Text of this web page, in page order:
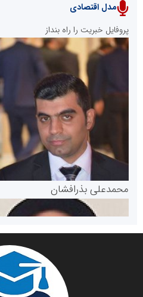
پایگاه خبری نهضت ملی مسکن
پایگاه خبری گفتمان یزد
سازمان بورس و اوراق بهادار
مرجع اخبار موثق در بازارسرمایه
سازمان صنعت،معدن و تجارت
مدل اقتصادی
پروفایل خبریت را راه بنداز
محمدعلی بذرافشان